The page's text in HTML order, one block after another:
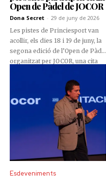
Open de Pàdel de JOCOR
Dona Secret - 29 de juny de 2026
Les pistes de Princiesport van
acollir, els dies 18 i 19 de juny, la
segona edició de l’Open de Pàdel
organitzat per JOCOR, una cita
prop d’un centenar de
participants entre col·laboradors,
clients i amics de l’empresa.
Esdeveniments